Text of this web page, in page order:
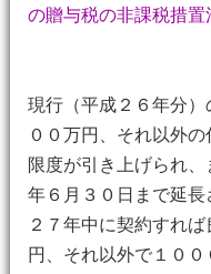
の贈与税の非課税措置
現行（平成２６年分
００万円、それ以外
限度が引き上げられ、
年６月３０日まで延
２７年中に契約すれ
円、それ以外で１０